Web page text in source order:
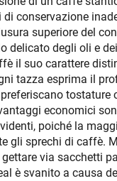
conservazione
superiore del
delicato degli oli e
il suo carattere
tazza esprima il
tostature
economici
poiché la
gli sprechi di caffè.
via sacchetti
è svanito a causa